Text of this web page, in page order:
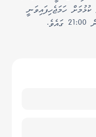
ހަމަޖެހިފައިވަނީ